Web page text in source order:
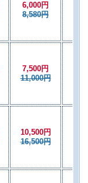
6,000円
8,580円
7,500円
11,000円
10,500円
16,500円